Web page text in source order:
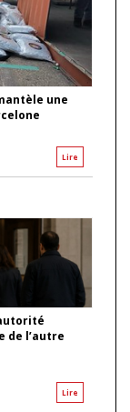
une
Lire
de l’autre
Lire